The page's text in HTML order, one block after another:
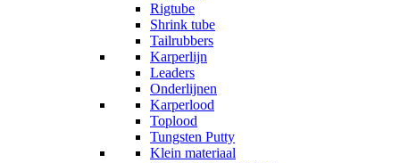
Rigtube
Shrink tube
Tailrubbers
Karperlijn
Leaders
Onderlijnen
Karperlood
Toplood
Tungsten Putty
Klein materiaal